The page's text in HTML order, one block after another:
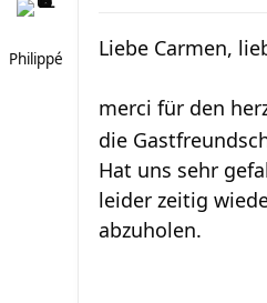
Philippé Liebe Carmen,
merci für den
die
Hat uns sehr
leider zeitig
abzuholen.